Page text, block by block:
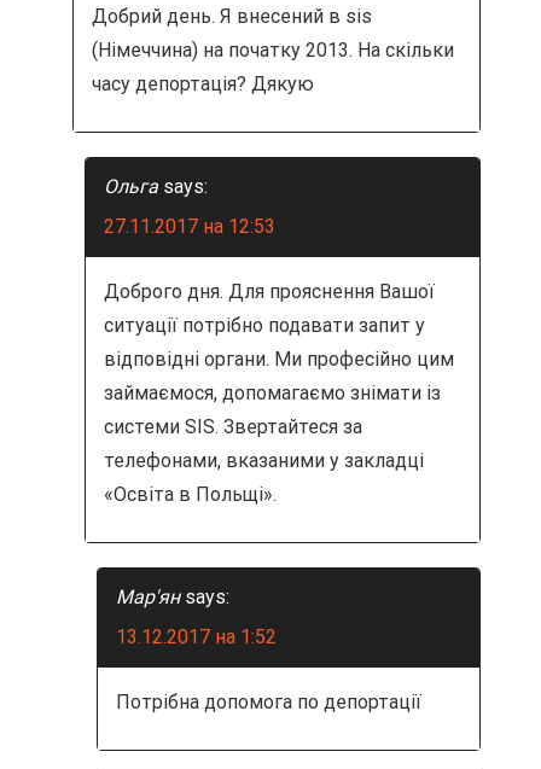
Добрий день. Я внесений в sis
(Німеччина) на початку 2013. На скільки
часу депортація? Дякую
Ольга says:
27.11.2017 на 12:53
Доброго дня. Для прояснення Вашої
ситуації потрібно подавати запит у
відповідні органи. Ми професійно цим
займаємося, допомагаємо знімати із
системи SIS. Звертайтеся за
телефонами, вказаними у закладці
«Освіта в Польщі».
Мар'ян says:
13.12.2017 на 1:52
Потрібна допомога по депортації